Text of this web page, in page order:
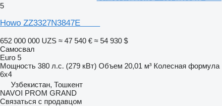
5
Howo ZZ3327N3847E
652 000 000 UZS ≈ 47 540 € ≈ 54 930 $
Самосвал
Euro 5
Мощность 380 л.с. (279 кВт) Объем 20,01 м³ Колесная формула
6x4
Узбекистан, Тошкент
NAVOI PROM GRAND
Связаться с продавцом